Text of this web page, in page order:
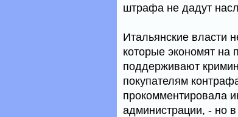
штрафа не дадут
Итальянские власти
которые экономят
поддерживают
покупателям
прокомментировала
администрации, - но